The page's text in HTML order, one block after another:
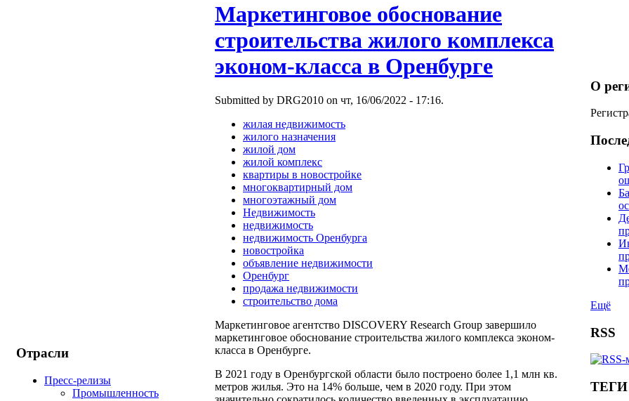
Отрасли
Пресс-релизы
Промышленность
Маркетинговое обоснование
строительства жилого комплекса
эконом-класса в Оренбурге
Submitted by DRG2010 on чт, 16/06/2022 - 17:16.
жилая недвижимость
жилого назначения
жилой дом
жилой комплекс
квартиры в новостройке
многоквартирный дом
многоэтажный дом
Недвижимость
недвижимость
недвижимость Оренбурга
новостройка
объявление недвижимости
Оренбург
продажа недвижимости
строительство дома
Маркетинговое агентство DISCOVERY Research Group завершило
маркетинговое обоснование строительства жилого комплекса эконом-
класса в Оренбурге.
В 2021 году в Оренбургской области было построено более 1,1 млн кв.
метров жилья. Это на 14% больше, чем в 2020 году. При этом
О
Ещё
RSS
ТЕГИ